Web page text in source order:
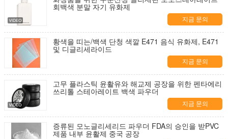
회백색 분말 자기 유화제
지금 문의
황색을 띠는/백색 단청 색깔 E471 음식 유화제, E471
및 디글리세라이드
지금 문의
고무 플라스틱 윤활유와 해교제 공장을 위한 펜타에리
쓰리톨 스테아레이트 백색 파우더
지금 문의
증류된 모노글리세리드 파우더 FDA의 승인을 받PVC
제품 내부 윤활제 중국 공장